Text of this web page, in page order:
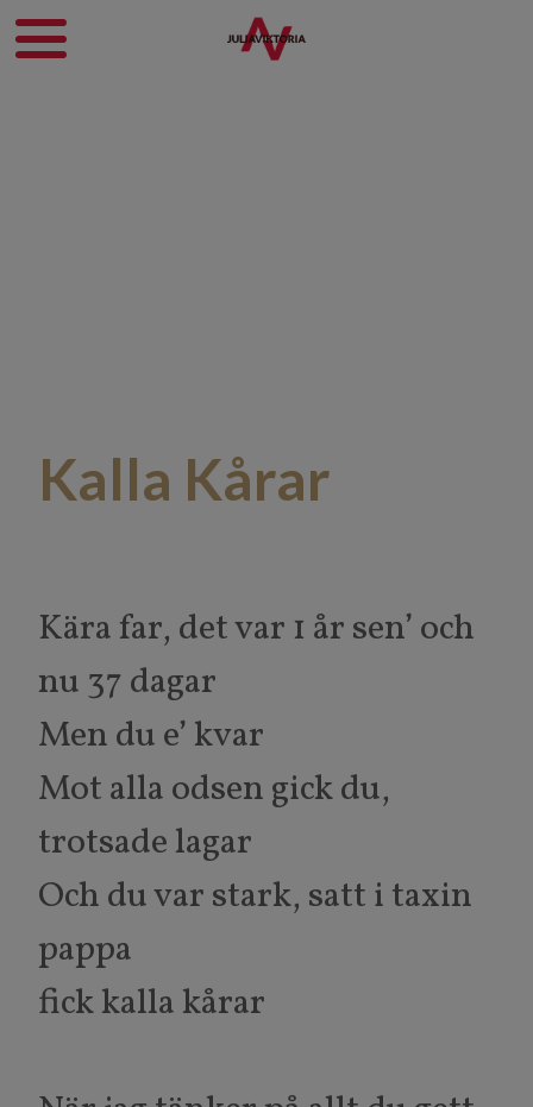
Kalla Kårar
Kära far, det var 1 år sen’ och
nu 37 dagar
Men du e’ kvar
Mot alla odsen gick du,
trotsade lagar
Och du var stark, satt i taxin
pappa
fick kalla kårar